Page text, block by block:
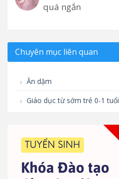
quá ngắn
Chuyên mục liên quan
Ăn dặm
Giáo dục từ sớm trẻ 0-1 tuổi